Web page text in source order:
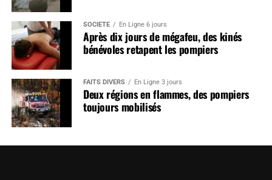
SOCIÉTÉ En Ligne 6 jours
Après dix jours de mégafeu, des kinés
bénévoles retapent les pompiers
FAITS DIVERS En Ligne 3 jours
Deux régions en flammes, des pompiers
toujours mobilisés